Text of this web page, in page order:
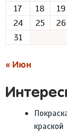
17
18 19
24
25 26
31
« Июн
краской